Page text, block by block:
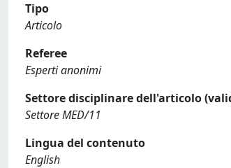
Tipo
Articolo
Referee
Esperti anonimi
Settore disciplinare dell'articolo
Settore MED/11
Lingua del contenuto
English